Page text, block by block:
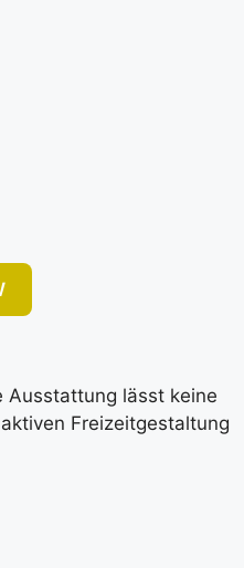
Ausstattung lässt keine
Freizeitgestaltung